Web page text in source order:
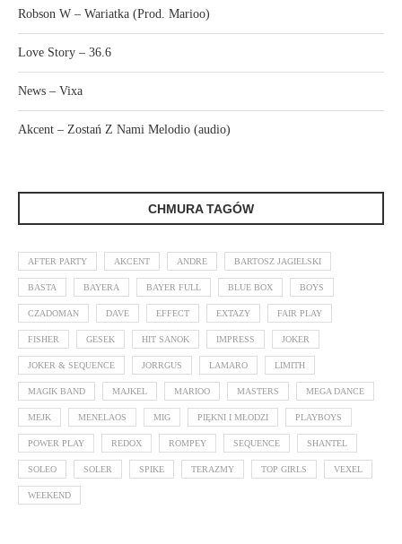
Robson W – Wariatka (Prod. Marioo)
Love Story – 36.6
News – Vixa
Akcent – Zostań Z Nami Melodio (audio)
CHMURA TAGÓW
AFTER PARTY AKCENT ANDRE BARTOSZ JAGIELSKI
BASTA BAYERA BAYER FULL BLUE BOX BOYS
CZADOMAN DAVE EFFECT EXTAZY FAIR PLAY
FISHER GESEK HIT SANOK IMPRESS JOKER
JOKER & SEQUENCE JORRGUS LAMARO LIMITH
MAGIK BAND MAJKEL MARIOO MASTERS MEGA DANCE
MEJK MENELAOS MIG PIĘKNI I MŁODZI PLAYBOYS
POWER PLAY REDOX ROMPEY SEQUENCE SHANTEL
SOLEO SOLER SPIKE TERAZMY TOP GIRLS VEXEL
WEEKEND